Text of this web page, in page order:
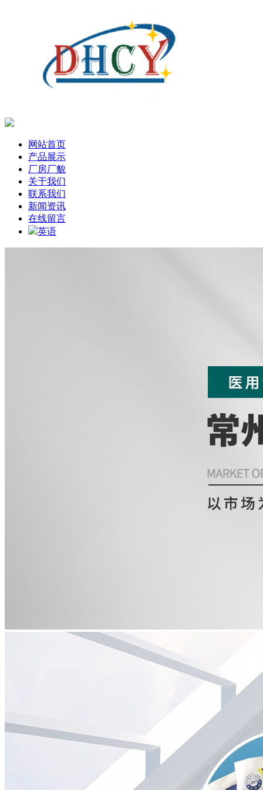
网站首页
产品展示
厂房厂貌
关于我们
联系我们
新闻资讯
在线留言
英语